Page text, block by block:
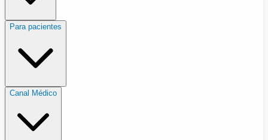
Para pacientes
Canal Médico